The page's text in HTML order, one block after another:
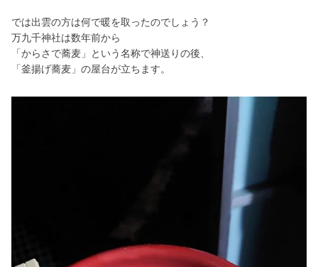
では出雲の方は何で暖を取ったのでしょう？
万九千神社は数年前から
「からさで蕎麦」という名称で神送りの後、
「釜揚げ蕎麦」の屋台が立ちます。